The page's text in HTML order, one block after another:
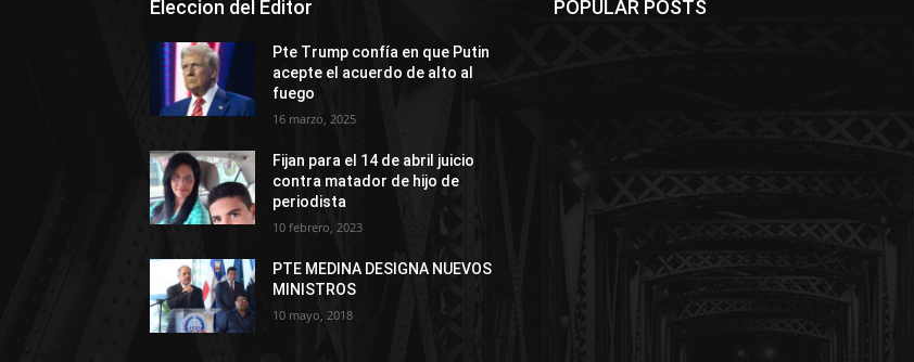
Eleccion del Editor
Pte Trump confía en que Putin
acepte el acuerdo de alto al
fuego
16 marzo, 2025
Fijan para el 14 de abril juicio
contra matador de hijo de
periodista
10 febrero, 2023
PTE MEDINA DESIGNA NUEVOS
MINISTROS
10 mayo, 2018
POPULAR POSTS